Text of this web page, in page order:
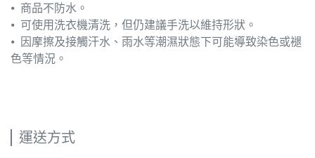
⦁ 商品不防水。
⦁ 可使用洗衣機清洗，但仍建議手洗以維持形狀。
⦁ 因摩擦及接觸汗水、雨水等潮濕狀態下可能導致染色或褪
色等情況。
運送方式